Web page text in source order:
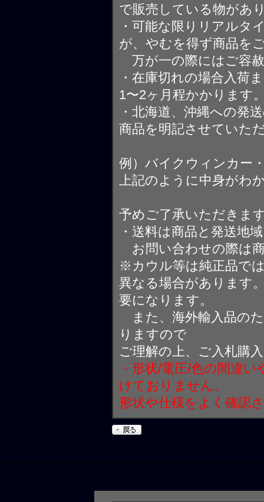
で販売している物があ
・可能な限りリアルタ
が、やむを得ず商品を
万が一の際にはご容
・在庫切れの場合入荷
1〜2ヶ月程かかります
・北海道、沖縄への発
商品を明記させていた
例）バイクウィンカー
上記のように中身がわ
予めご了承いただきま
・送料は商品と発送地
お問い合わせの際は
※カウル等は純正品で
異なる場合があります
要になります。
また、海外輸入品の
りますので
ご理解の上、ご入札購
・形状/電圧/色の間違
けておりません。
形状や仕様をよく確認